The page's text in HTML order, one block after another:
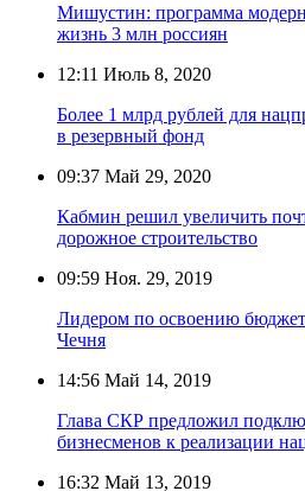
Мишустин: программа
жизнь 3 млн россиян
12:11 Июль 8, 2020
Более 1 млрд рублей для
в резервный фонд
09:37 Май 29, 2020
Кабмин решил увеличить
дорожное строительство
09:59 Ноя. 29, 2019
Лидером по освоению
Чечня
14:56 Май 14, 2019
Глава СКР предложил
бизнесменов к реализации
16:32 Май 13, 2019